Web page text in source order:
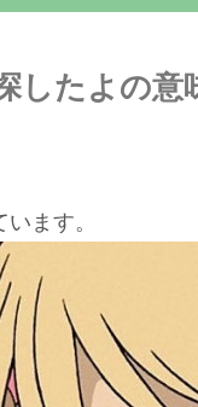
したよの
ます。